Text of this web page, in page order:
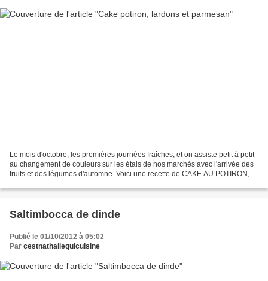
Le mois d'octobre, les premières journées fraîches, et on assiste petit à petit
au changement de couleurs sur les étals de nos marchés avec l'arrivée des
fruits et des légumes d'automne. Voici une recette de CAKE AU POTIRON,
Saltimbocca de dinde
Publié le 01/10/2012 à 05:02
Par cestnathaliequicuisine